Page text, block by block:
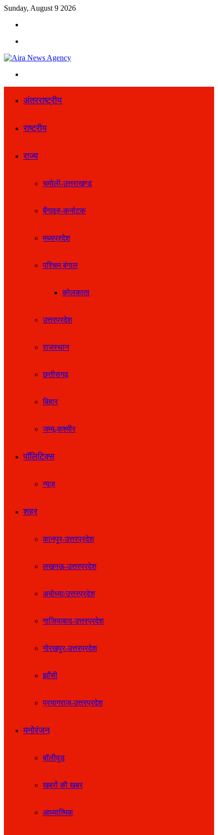
Sunday, August 9 2026
अंतरराष्ट्रीय
राष्ट्रीय
राज्य
चमोली-उत्तराखण्ड
बैंगलूरु-कर्नाटक
मध्यप्रदेश
पश्चिम बंगाल
कोलकाता
उत्तरप्रदेश
राजस्थान
छत्तीसगढ़
बिहार
जम्मू-कश्मीर
पॉलिटिक्स
न्यूज़
शहर
कानपुर-उत्तरप्रदेश
लखनऊ-उत्तरप्रदेश
अयोध्या/उत्तरप्रदेश
गाजियाबाद-उत्तरप्रदेश
गोरखपुर-उत्तरप्रदेश
झाँसी
प्रयागराज-उत्तरप्रदेश
मनोरंजन
बॉलीवुड
खबरों की खबर
आध्यात्मिक